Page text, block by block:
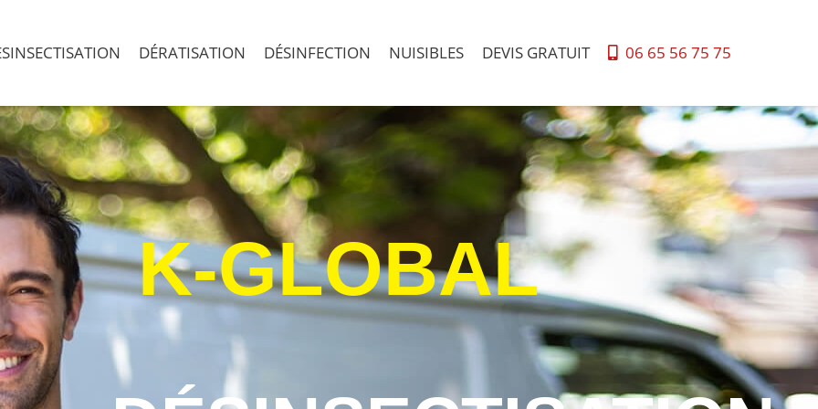
DÉRATISATION DÉSINFECTION NUISIBLES DEVIS GRATUIT 06 65 56 75 75
K-GLOBAL